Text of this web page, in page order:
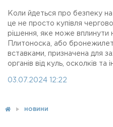
Коли йдеться про безпеку
це не просто купівля
рішення, яке може вплинути
Плитоноска, або
вставками, призначена для
органів від куль, осколків та
03.07.2024 12:22
НОВИНИ